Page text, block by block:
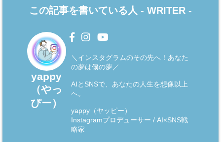
この記事を書いている人 - WRITER -
yappy
（やっ
ぴー）
＼インスタグラムのその先へ！あなた
の夢は僕の夢／
AIとSNSで、あなたの人生を想像以上
へ。
yappy（ヤッピー）
Instagramプロデューサー / AI×SNS戦
略家